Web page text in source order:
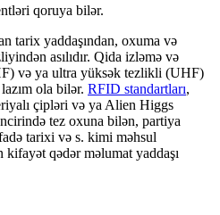
qoruya bilər.
tarix yaddaşından, oxuma və
asılıdır. Qida izləmə və
və ya ultra yüksək tezlikli (UHF)
ola bilər. RFID standartları,
çipləri və ya Alien Higgs
tez oxuna bilən, partiya
tarixi və s. kimi məhsul
kifayət qədər məlumat yaddaşı